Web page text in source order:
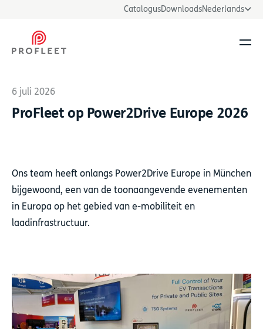
CatalogusDownloadsNederlands
6 juli 2026
ProFleet op Power2Drive Europe 2026
Ons team heeft onlangs Power2Drive Europe in München
bijgewoond, een van de toonaangevende evenementen
in Europa op het gebied van e-mobiliteit en
laadinfrastructuur.